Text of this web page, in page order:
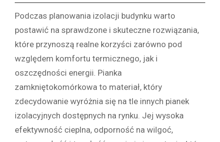
Podczas planowania izolacji budynku warto
postawić na sprawdzone i skuteczne rozwiązania,
które przynoszą realne korzyści zarówno pod
względem komfortu termicznego, jak i
oszczędności energii. Pianka
zamkniętokomórkowa to materiał, który
zdecydowanie wyróżnia się na tle innych pianek
izolacyjnych dostępnych na rynku. Jej wysoka
efektywność cieplna, odporność na wilgoć,